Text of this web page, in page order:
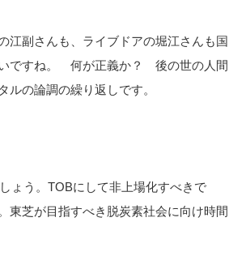
江副さんも、ライブドアの堀江さんも国
ですね。 何が正義か？ 後の世の人間
の論調の繰り返しです。
ょう。TOBにして非上場化すべきで
芝が目指すべき脱炭素社会に向け時間